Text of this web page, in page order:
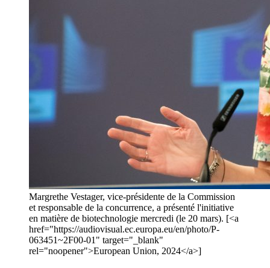
Margrethe Vestager, vice-présidente de la Commission
et responsable de la concurrence, a présenté l'initiative
en matière de biotechnologie mercredi (le 20 mars). [<a
href="https://audiovisual.ec.europa.eu/en/photo/P-
063451~2F00-01" target="_blank"
rel="noopener">European Union, 2024</a>]